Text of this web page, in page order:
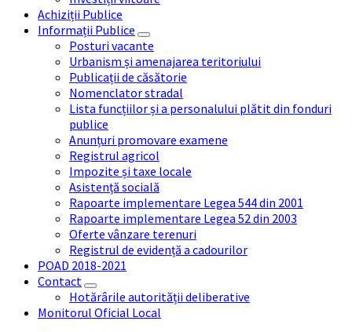
Achiziții Publice
Informații Publice
Posturi vacante
Urbanism și amenajarea teritoriului
Publicații de căsătorie
Nomenclator stradal
Lista funcțiilor și a personalului plătit din fonduri
publice
Anunțuri promovare examene
Registrul agricol
Impozite și taxe locale
Asistență socială
Rapoarte implementare Legea 544 din 2001
Rapoarte implementare Legea 52 din 2003
Oferte vânzare terenuri
Registrul de evidență a cadourilor
POAD 2018-2021
Contact
Hotărârile autorității deliberative
Monitorul Oficial Local